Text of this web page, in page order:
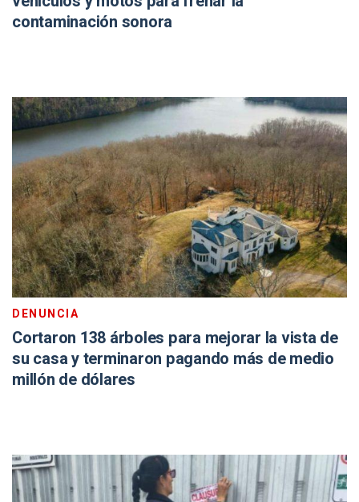
contaminación sonora
DENUNCIA
Cortaron 138 árboles para mejorar la vista de
su casa y terminaron pagando más de medio
millón de dólares